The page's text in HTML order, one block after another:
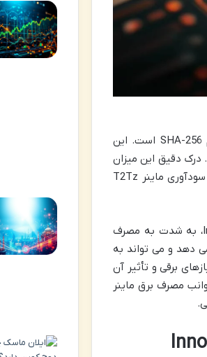
ماینر Innosilicon T2Tz 30Th/s دستگاهی قدرتمند برای استخراج ارزهای دیجیتال با الگوریتم SHA-256 است. این
تا 2250 وات و جریان 11.5 آمپر در ولتاژ 220 ولت دارد. درک دقیق این میزان
مصرف و مدیریت آن، نه تنها برای بهینه سازی هزینه ها بلکه برای اطمینان از عملکرد پایدار و سودآوری ماینر T2Tz
دنیای استخراج ارزهای دیجیتال، به خصوص با دستگاه های قدرتمندی مانند Innosilicon T2Tz، به شدت به مصرف
دهد و می تواند به
برقی و تأثیر آن
مصرف برق ماینر